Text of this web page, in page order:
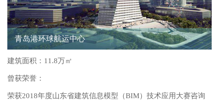
青岛港环球航运中心
建筑面积：11.8万㎡
曾获荣誉：
荣获2018年度山东省建筑信息模型（BIM）技术应用大赛咨询